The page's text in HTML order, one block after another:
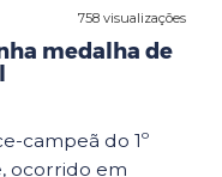
758 visualizações
medalha de
campeã do 1º
ocorrido em